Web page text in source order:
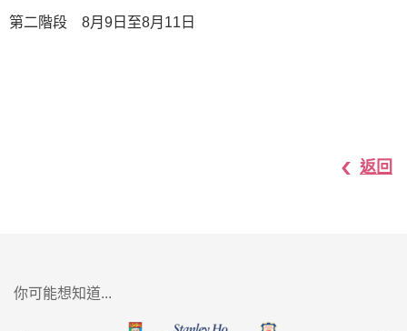
第二階段 8月9日至8月11日
返回
你可能想知道...